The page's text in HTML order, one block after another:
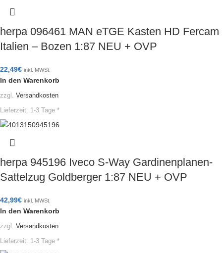
herpa 096461 MAN eTGE Kasten HD Fercam
Italien – Bozen 1:87 NEU + OVP
22,49€ inkl. MWSt.
In den Warenkorb
zzgl. Versandkosten
Lieferzeit: 1-3 Tage *
herpa 945196 Iveco S-Way Gardinenplanen-
Sattelzug Goldberger 1:87 NEU + OVP
42,99€ inkl. MWSt.
In den Warenkorb
zzgl. Versandkosten
Lieferzeit: 1-3 Tage *